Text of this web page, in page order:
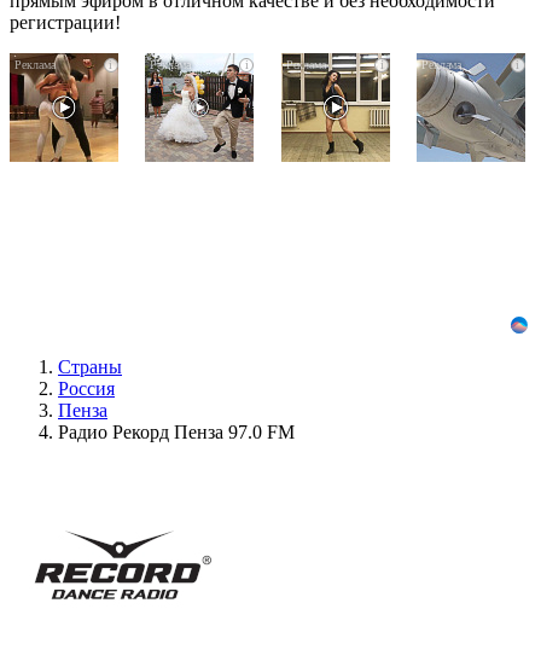
регистрации!
i
Ролик
длится
пару
секунд,
но
i
Этот
танец
невесты
оставит
вас
i
Ролик
Омска:
вы
будете
i
Страны
Россия
Пенза
Радио Рекорд Пенза 97.0 FM